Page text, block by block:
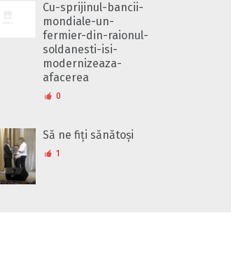
Cu-sprijinul-bancii-
mondiale-un-
fermier-din-raionul-
soldanesti-isi-
modernizeaza-
afacerea
0
Să ne fiți sănătoși
1